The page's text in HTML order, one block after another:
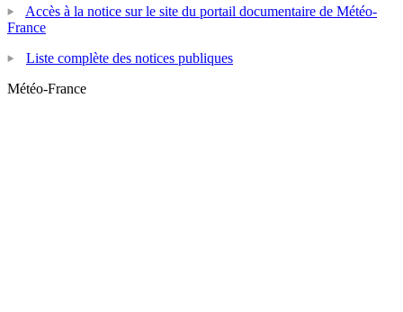
Accès à la notice sur le site du portail documentaire de Météo-
France
Liste complète des notices publiques
Météo-France